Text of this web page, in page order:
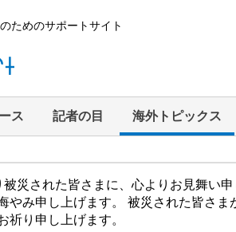
ためのサポートサイト
ス 記者の目 海外トピックス
災された皆さまに、心よりお見舞い
やみ申し上げます。 被災された皆さ
祈り申し上げます。